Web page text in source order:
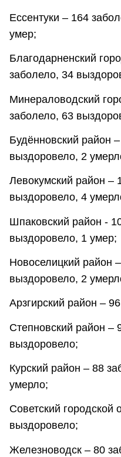
Ессентуки – 164
умер;
Благодарненский
заболело, 34
Минераловодский
заболело, 63
Будённовский район
выздоровело, 2
Левокумский район –
выздоровело, 4
Шпаковский район -
выздоровело, 1 умер;
Новоселицкий район
выздоровело, 2
Арзгирский район –
Степновский район –
выздоровело;
Курский район – 88
умерло;
Советский городской
выздоровело;
Железноводск – 80